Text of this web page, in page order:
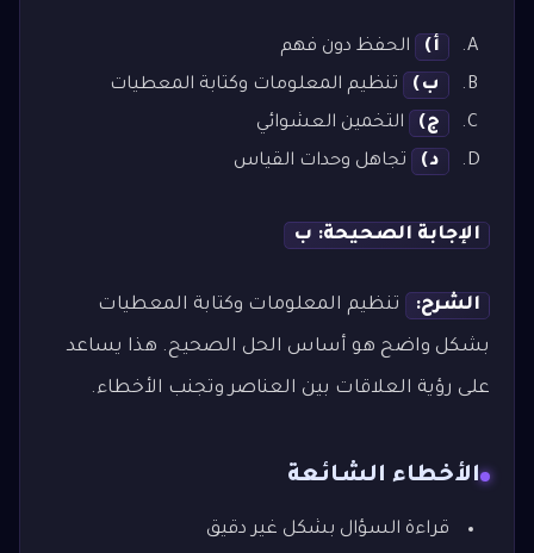
أ)
الحفظ دون فهم
ب)
تنظيم المعلومات وكتابة المعطيات
ج)
التخمين العشوائي
د)
تجاهل وحدات القياس
الإجابة الصحيحة: ب
الشرح: تنظيم المعلومات وكتابة المعطيات
بشكل واضح هو أساس الحل الصحيح. هذا يساعد
على رؤية العلاقات بين العناصر وتجنب الأخطاء.
الأخطاء الشائعة
قراءة السؤال بشكل غير دقيق